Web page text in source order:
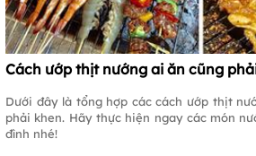
Cách ướp thịt nướng ai ăn cũng
Dưới đây là tổng hợp các cách ướp thịt
phải khen. Hãy thực hiện ngay các món
đình nhé!